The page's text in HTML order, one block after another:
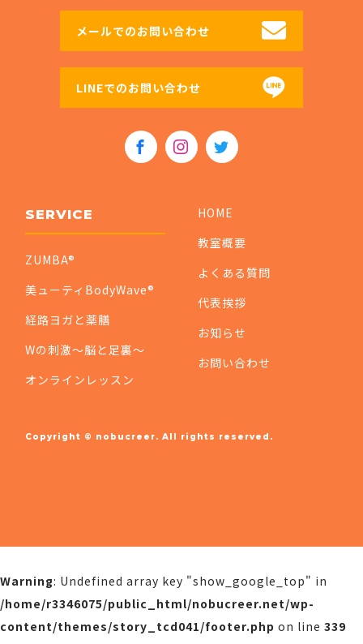
メールでのお問い合わせ
LINEでのお問い合わせ
SERVICE
ZUMBA®
美ューティBodyWave®
経路ヨガと薬膳
Wの刺激〜脳と足裏〜
オンラインレッスン
HOME
教室概要
よくある質問
代表挨拶
お知らせ
お問い合わせ
Copyright © nobucreer. All rights reserved.
Warning: Undefined array key "show_google_top" in
/home/r3346075/public_html/nobucreer.net/wp-
content/themes/story_tcd041/footer.php on line 339